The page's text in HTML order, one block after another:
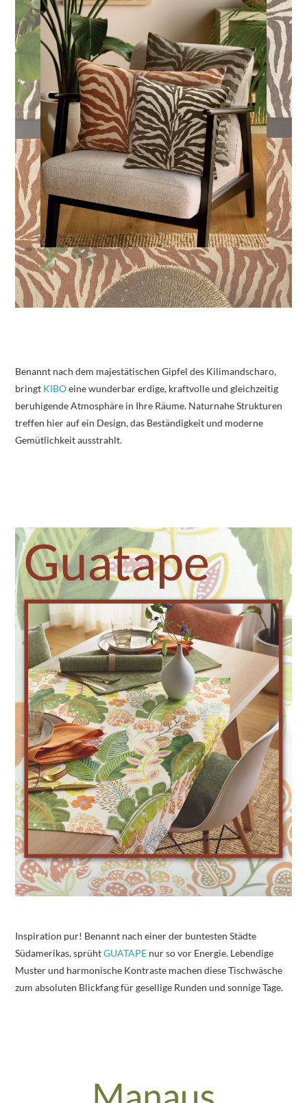
Benannt nach dem majestätischen Gipfel des Kilimandscharo,
bringt KIBOeine wunderbar erdige, kraftvolle und gleichzeitig
beruhigende Atmosphäre in Ihre Räume. Naturnahe Strukturen
treffen hier auf ein Design, das Beständigkeit und moderne
Gemütlichkeit ausstrahlt.
Inspiration pur! Benannt nach einer der buntesten Städte
Südamerikas, sprühtGUATAPE nur so vor Energie. Lebendige
Muster und harmonische Kontraste machen diese Tischwäsche
zum absoluten Blickfang für gesellige Runden und sonnige Tage.